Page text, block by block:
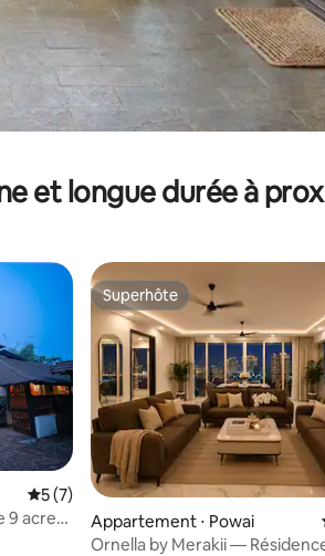
et longue durée à
: 4,9 sur 5
Évaluation moyenne sur la base de 7
5 (7)
Superhôte
Superhôte
Appartement ⋅ Powai
Ornella by Merakii —